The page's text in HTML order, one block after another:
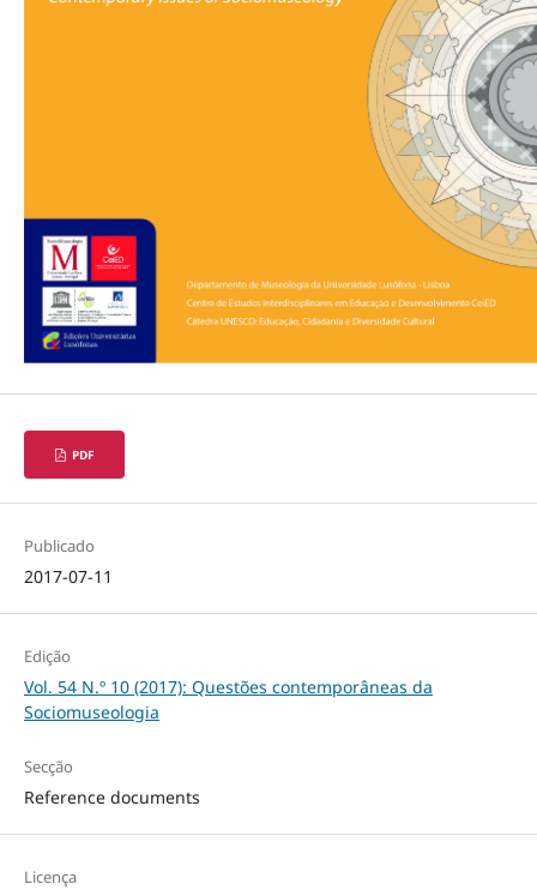
PDF
Publicado
2017-07-11
Edição
Vol. 54 N.º 10 (2017): Questões contemporâneas da
Sociomuseologia
Secção
Reference documents
Licença